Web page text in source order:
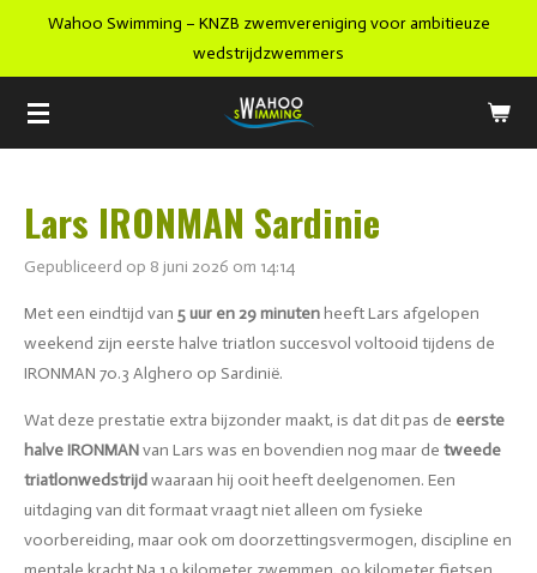
de
hoofdinhoud
Wahoo Swimming – KNZB zwemvereniging voor ambitieuze
wedstrijdzwemmers
Lars IRONMAN Sardinie
Gepubliceerd op 8 juni 2026 om 14:14
Met een eindtijd van 5 uur en 29 minuten heeft Lars afgelopen
weekend zijn eerste halve triatlon succesvol voltooid tijdens de
IRONMAN 70.3 Alghero op Sardinië.
Wat deze prestatie extra bijzonder maakt, is dat dit pas de eerste
halve IRONMANvan Lars was en bovendien nog maar de tweede
triatlonwedstrijd waaraan hij ooit heeft deelgenomen. Een
uitdaging van dit formaat vraagt niet alleen om fysieke
voorbereiding, maar ook om doorzettingsvermogen, discipline en